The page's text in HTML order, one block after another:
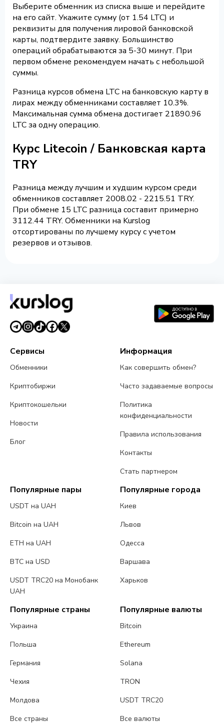
Выберите обменник из списка выше и перейдите
на его сайт. Укажите сумму (от 1.54 LTC) и
реквизиты для получения лировой банковской
карты, подтвердите заявку. Большинство
операций обрабатываются за 5-30 минут. При
первом обмене рекомендуем начать с небольшой
суммы.
Разница курсов обмена LTC на банковскую карту в
лирах между обменниками составляет 10.3%.
Максимальная сумма обмена достигает 21890.96
LTC за одну операцию.
Курс Litecoin / Банковская карта
TRY
Разница между лучшим и худшим курсом среди
обменников составляет 2008.02 - 2215.51 TRY.
При обмене 15 LTC разница составит примерно
3112.44 TRY. Обменники на Kurslog
отсортированы по лучшему курсу с учетом
резервов и отзывов.
Сервисы
Обменники
Криптобиржи
Криптокошельки
Новости
Блог
Информация
Как совершить обмен?
Часто задаваемые вопросы
Политика
конфиденциальности
Правила использования
Контакты
Стать партнером
Популярные пары
USDT на UAH
Bitcoin на UAH
ETH на UAH
BTC на USD
USDT TRC20 на Монобанк
UAH
Популярные города
Киев
Львов
Одесса
Варшава
Харьков
Популярные страны
Украина
Польша
Германия
Чехия
Молдова
Все страны
Популярные валюты
Bitcoin
Ethereum
Solana
TRON
USDT TRC20
Все валюты